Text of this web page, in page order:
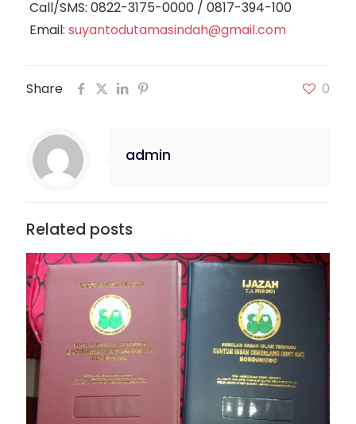
Call/SMS: 0822-3175-0000/ 0817-394-100
Email: suyantodutamasindah@gmail.com
Share 0
admin
Related posts